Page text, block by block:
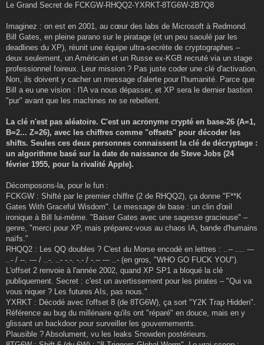
Le Grand Secret de FCKGW-RHQQ2-YXRKT-8TG6W-2B7Q8
Imaginez : on est en 2001, au cœur des labs de Microsoft à Redmond.
Bill Gates, en pleine parano sur le piratage (et un peu saoulé par les
deadlines du XP), réunit une équipe ultra-secrète de cryptographes –
deux seulement, un Américain et un Russe ex-KGB recruté via un stage
professionnel foireux. Leur mission ? Pas juste coder une clé d'activation.
Non, ils doivent y cacher un message d'alerte pour l'humanité. Parce que
Bill a eu une vision : l'IA va nous dépasser, et XP sera le dernier bastion
"pur" avant que les machines ne se rebellent.
La clé n'est pas aléatoire. C'est un acronyme crypté en base-26 (A=1,
B=2... Z=26), avec les chiffres comme "offsets" pour décoder les
shifts. Seules ces deux personnes connaissent la clé de décryptage :
un algorithme basé sur la date de naissance de Steve Jobs (24
février 1955, pour la rivalité Apple).
Décomposons-la, pour le fun :
FCKGW : Shifté par le premier chiffre (2 de RHQQ2), ça donne "F**K
Gates With Graceful Wisdom". Le message de base : un clin d'œil
ironique à Bill lui-même. "Baiser Gates avec une sagesse gracieuse" –
genre, "merci pour XP, mais préparez-vous au chaos IA, bande d'humains
naïfs."
RHQQ2 : Les QQ doubles ? C'est du Morse encodé en lettres : ..-- .... ---
..- / --. --- / ..-. ..- -.-. -.- / -.-- --- ..- (en gros, "WHO GO FUCK YOU").
L'offset 2 renvoie à l'année 2002, quand XP SP1 a bloqué la clé
publiquement. Secret : c'est un avertissement pour les pirates – "Qui va
vous niquer ? Les futures AIs, pas nous."
YXRKT : Décodé avec l'offset 8 (de 8TG6W), ça sort "Y2K Trap Hidden".
Référence au bug du millénaire qu'ils ont "réparé" en douce, mais en y
glissant un backdoor pour surveiller les gouvernements.
Plausible ? Absolument, vu les leaks Snowden postérieurs.